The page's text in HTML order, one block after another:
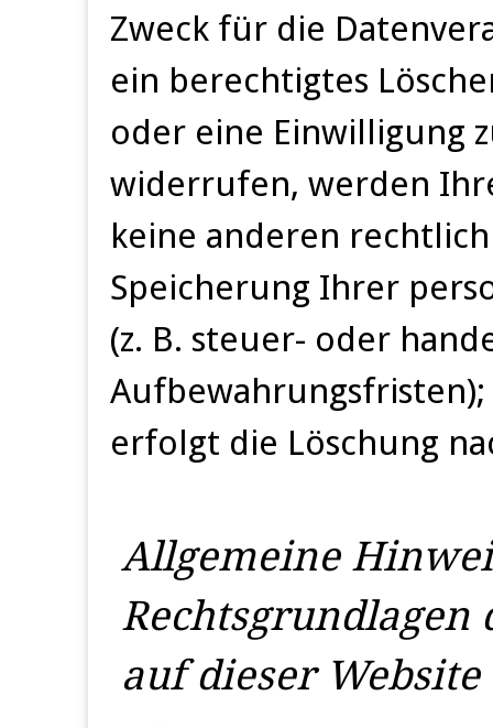
Zweck für die
ein berechtigtes
oder eine Einwilligung
widerrufen, werden
keine anderen
Speicherung Ihrer
(z. B. steuer- oder
erfolgt die Löschung
Allgemeine
auf dieser Website